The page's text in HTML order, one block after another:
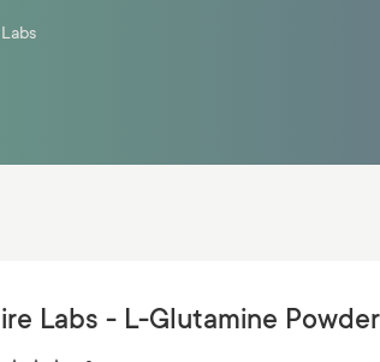
Labs - L-Glutamine